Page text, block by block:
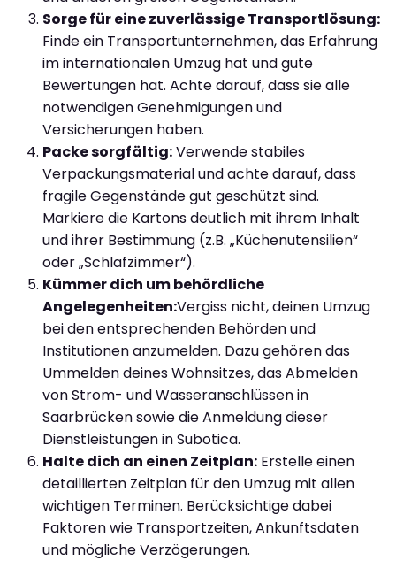
Sorge für eine zuverlässige Transportlösung:
Finde ein Transportunternehmen, das Erfahrung
im internationalen Umzug hat und gute
Bewertungen hat. Achte darauf, dass sie alle
notwendigen Genehmigungen und
Versicherungen haben.
Packe sorgfältig:Verwende stabiles
Verpackungsmaterial und achte darauf, dass
fragile Gegenstände gut geschützt sind.
Markiere die Kartons deutlich mit ihrem Inhalt
und ihrer Bestimmung (z.B. „Küchenutensilien“
oder „Schlafzimmer“).
Kümmer dich um behördliche
Angelegenheiten:Vergiss nicht, deinen Umzug
bei den entsprechenden Behörden und
Institutionen anzumelden. Dazu gehören das
Ummelden deines Wohnsitzes, das Abmelden
von Strom- und Wasseranschlüssen in
Saarbrücken sowie die Anmeldung dieser
Dienstleistungen in Subotica.
Halte dich an einen Zeitplan: Erstelle einen
detaillierten Zeitplan für den Umzug mit allen
wichtigen Terminen. Berücksichtige dabei
Faktoren wie Transportzeiten, Ankunftsdaten
und mögliche Verzögerungen.